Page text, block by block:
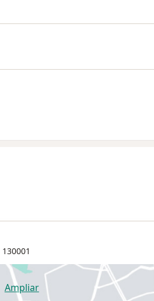
130001
Ampliarse abre en una nueva pestaña